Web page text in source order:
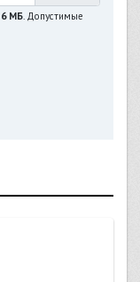
6 МБ. Допустимые